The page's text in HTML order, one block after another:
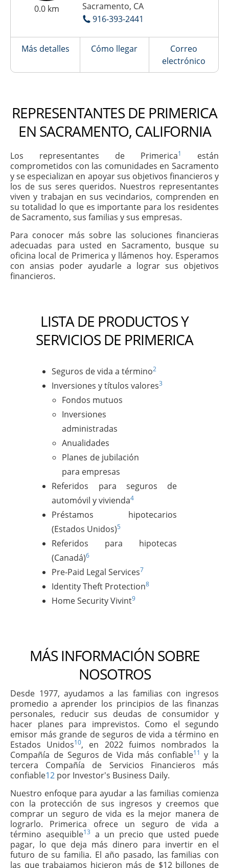
0.0 km
Sacramento, CA
916-393-2441
Más detalles Cómo llegar
Correo
electrónico
REPRESENTANTES DE PRIMERICA
EN SACRAMENTO, CALIFORNIA
Los representantes de Primerica1
están
comprometidos con las comunidades en Sacramento
y se especializan en apoyar sus objetivos financieros y
los de sus seres queridos. Nuestros representantes
viven y trabajan en sus vecindarios, comprenden en
su totalidad lo que es importante para los residentes
de Sacramento, sus familias y sus empresas.
Para conocer más sobre las soluciones financieras
adecuadas para usted en Sacramento, busque su
oficina local de Primerica y llámenos hoy. Esperamos
con ansias poder ayudarle a lograr sus objetivos
financieros.
LISTA DE PRODUCTOS Y
SERVICIOS DE PRIMERICA
Seguros de vida a término2
Inversiones y títulos valores3
Fondos mutuos
Inversiones
administradas
Anualidades
Planes de jubilación
para empresas
Referidos para seguros de
automóvil y vivienda4
Préstamos hipotecarios
(Estados Unidos)5
Referidos para hipotecas
(Canadá)6
Pre-Paid Legal Services7
Identity Theft Protection8
Home Security Vivint9
MÁS INFORMACIÓN SOBRE
NOSOTROS
Desde 1977, ayudamos a las familias con ingresos
promedio a aprender los principios de las finanzas
personales, reducir sus deudas de consumidor y
hacer planes para imprevistos. Como el segundo
emisor más grande de seguros de vida a término en
Estados Unidos10, en 2022 fuimos nombrados la
Compañía de Seguros de Vida más confiable11 y la
tercera Compañía de Servicios Financieros más
confiable12 por Investor's Business Daily.
Nuestro enfoque para ayudar a las familias comienza
con la protección de sus ingresos y creemos que
comprar un seguro de vida es la mejor manera de
lograrlo. Primerica ofrece un seguro de vida a
término asequible13 a un precio que usted puede
pagar, lo que deja más dinero para invertir en el
futuro de su familia. El año pasado, las familias con
las que trabajamos hicieron más de $12 billones de